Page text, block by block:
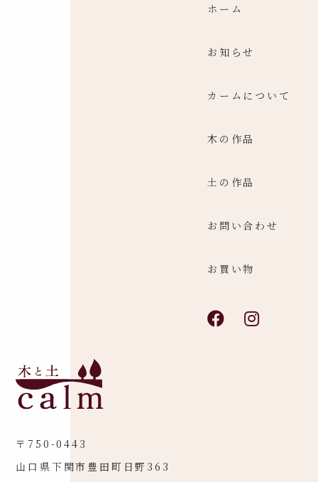
ホーム
お知らせ
カームについて
木の作品
土の作品
お問い合わせ
お買い物
〒750-0443
山口県下関市豊田町日野363